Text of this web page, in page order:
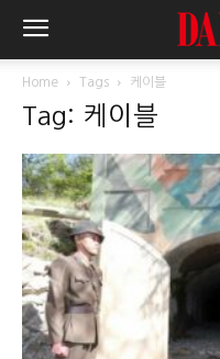
Home Tags 케이블
Tag: 케이블